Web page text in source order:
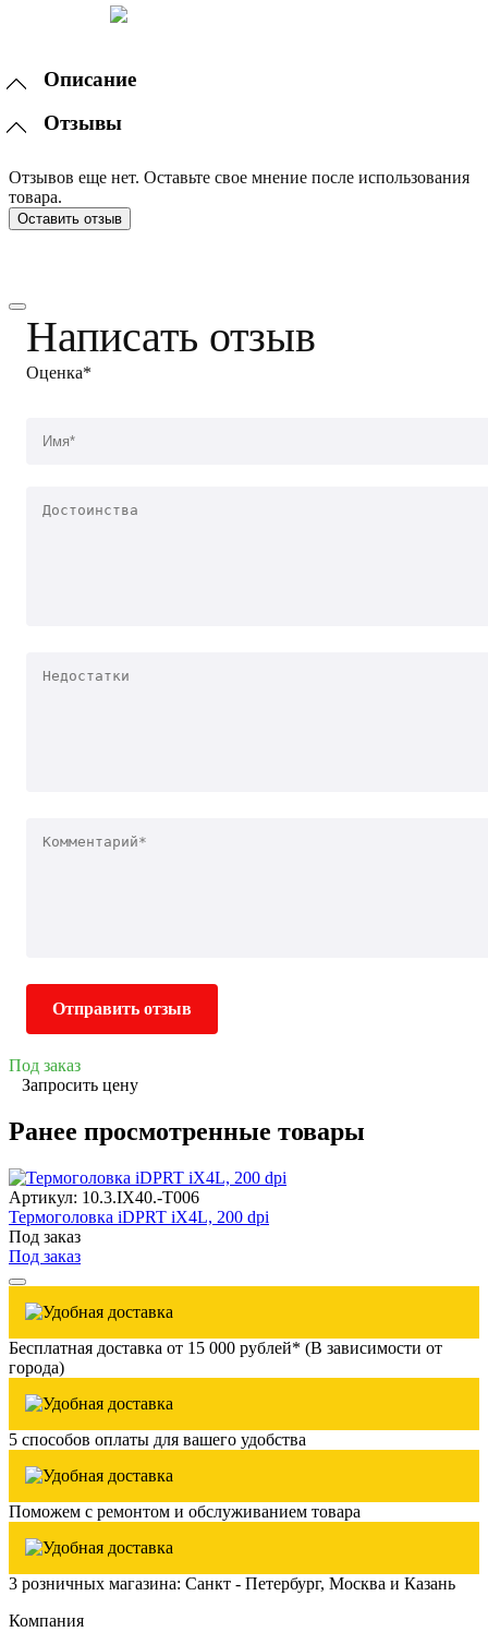
Описание
Отзывы
Отзывов еще нет. Оставьте свое мнение после использования
товара.
Оставить отзыв
Написать отзыв
Оценка*
Отправить отзыв
Под заказ
Запросить цену
Ранее просмотренные товары
Артикул: 10.3.IX40.-T006
Термоголовка iDPRT iX4L, 200 dpi
Под заказ
Под заказ
Бесплатная доставка от 15 000 рублей* (В зависимости от
города)
5 способов оплаты для вашего удобства
Поможем с ремонтом и обслуживанием товара
3 розничных магазина: Санкт - Петербург, Москва и Казань
Компания